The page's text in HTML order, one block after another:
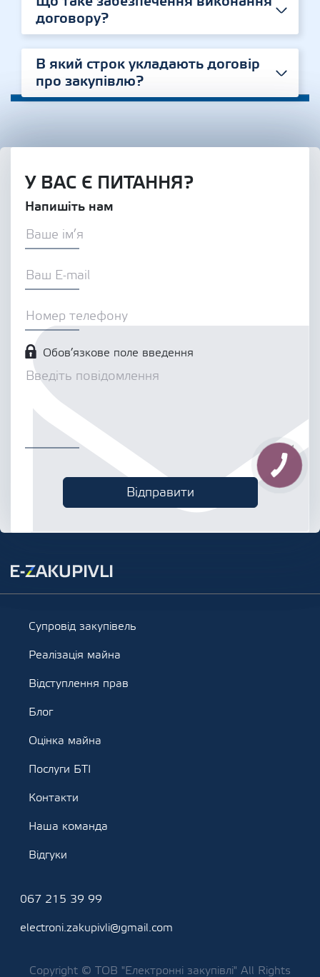
договору?
В який строк укладають договір
про закупівлю?
У ВАС Є ПИТАННЯ?
Напишіть нам
Обов’язкове поле введення
Супровід закупівель
Реалізація майна
Відступлення прав
Блог
Оцінка майна
Послуги БТІ
Контакти
Наша команда
Відгуки
067 215 39 99
electroni.zakupivli@gmail.com
Copyright © ТОВ "Електронні закупівлі" All Rights